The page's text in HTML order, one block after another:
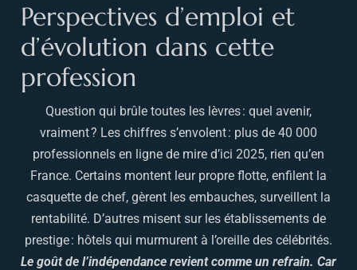
Perspectives d’emploi et
d’évolution dans cette
profession
Question qui brûle toutes les lèvres : quel avenir,
vraiment ? Les chiffres s’envolent : plus de 40 000
professionnels en ligne de mire d’ici 2025, rien qu’en
France. Certains montent leur propre flotte, enfilent la
casquette de chef, gèrent les embauches, surveillent la
rentabilité. D’autres misent sur les établissements de
prestige : hôtels qui murmurent à l’oreille des célébrités.
Le goût de l’indépendance revient comme un refrain. Car